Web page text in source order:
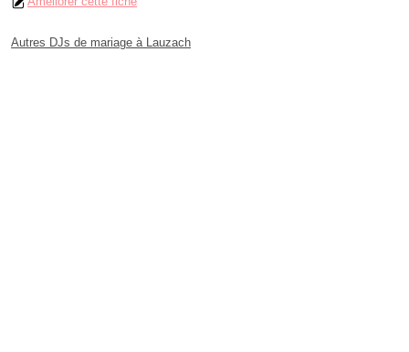
Autres DJs de mariage à Lauzach